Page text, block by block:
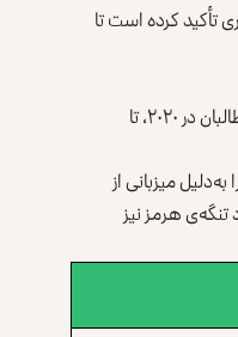
کرده است تا
دولت قطر در چندین درگیری مهم به‌عنوان میانجی عمل کرده است. از میزبانی پیمان صلح ایالات متحده و طالبان در ۲۰۲۰، تا
میزبانی از
تنگه‌ی هرمز نیز